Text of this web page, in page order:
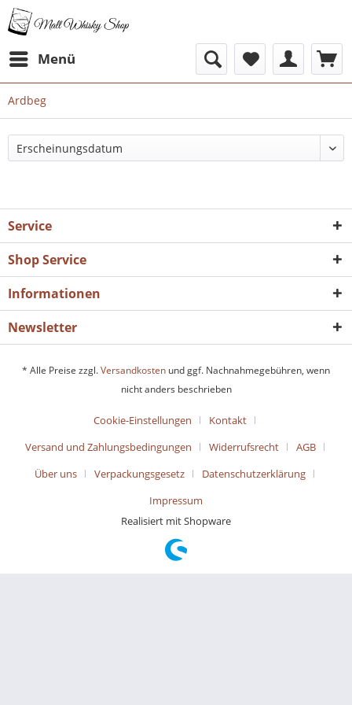
Menü
Ardbeg
Service
Shop Service
Informationen
Newsletter
* Alle Preise zzgl.Versandkosten und ggf. Nachnahmegebühren, wenn
nicht anders beschrieben
Cookie-Einstellungen
Kontakt
Versand und Zahlungsbedingungen
Widerrufsrecht
AGB
Über uns
Verpackungsgesetz
Datenschutzerklärung
Impressum
Realisiert mit Shopware